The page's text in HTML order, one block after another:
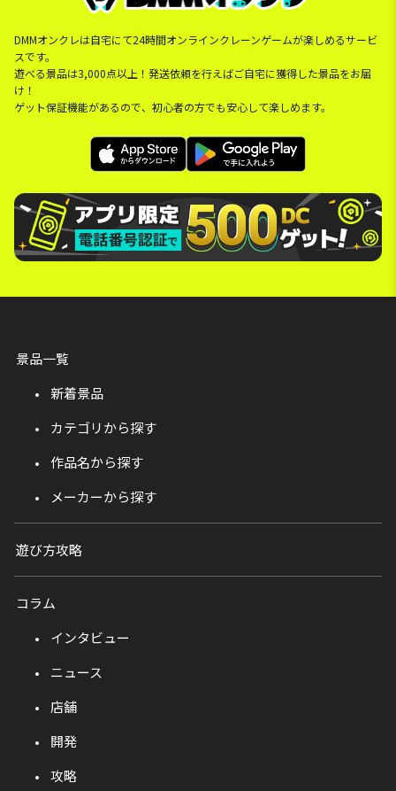
DMMオンクレは自宅にて24時間オンラインクレーンゲームが楽しめるサービ
スです。
遊べる景品は3,000点以上！発送依頼を行えばご自宅に獲得した景品をお届
け！
ゲット保証機能があるので、初心者の方でも安心して楽しめます。
景品一覧
新着景品
カテゴリから探す
作品名から探す
メーカーから探す
遊び方攻略
コラム
インタビュー
ニュース
店舗
開発
攻略